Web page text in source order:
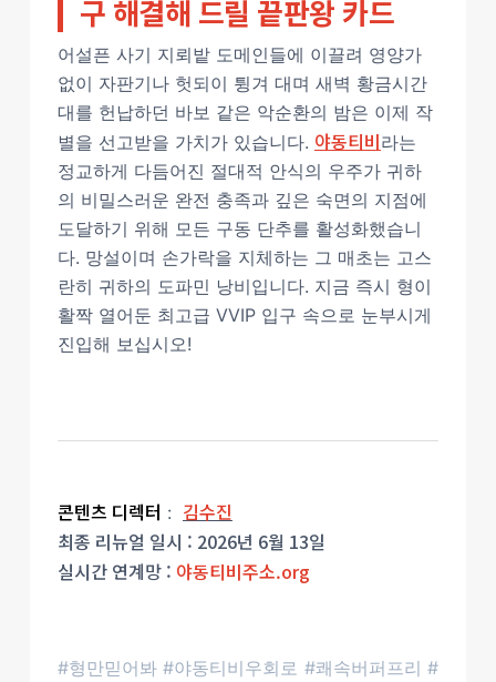
구 해결해 드릴 끝판왕 카드
어설픈 사기 지뢰밭 도메인들에 이끌려 영양가
없이 자판기나 헛되이 튕겨 대며 새벽 황금시간
대를 헌납하던 바보 같은 악순환의 밤은 이제 작
별을 선고받을 가치가 있습니다. 야동티비라는
정교하게 다듬어진 절대적 안식의 우주가 귀하
의 비밀스러운 완전 충족과 깊은 숙면의 지점에
도달하기 위해 모든 구동 단추를 활성화했습니
다. 망설이며 손가락을 지체하는 그 매초는 고스
란히 귀하의 도파민 낭비입니다. 지금 즉시 형이
활짝 열어둔 최고급 VVIP 입구 속으로 눈부시게
진입해 보십시오!
콘텐츠 디렉터 : 김수진
최종 리뉴얼 일시 : 2026년 6월 13일
실시간 연계망 : 야동티비주소.org
#형만믿어봐 #야동티비우회로 #쾌속버퍼프리 #